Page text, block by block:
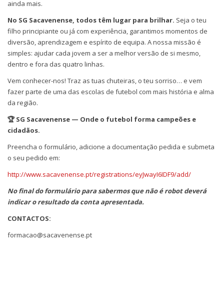
ainda mais.
No SG Sacavenense, todos têm lugar para brilhar. Seja o teu
filho principiante ou já com experiência, garantimos momentos de
diversão, aprendizagem e espírito de equipa. A nossa missão é
simples: ajudar cada jovem a ser a melhor versão de si mesmo,
dentro e fora das quatro linhas.
Vem conhecer-nos! Traz as tuas chuteiras, o teu sorriso… e vem
fazer parte de uma das escolas de futebol com mais história e alma
da região.
🏆 SG Sacavenense — Onde o futebol forma campeões e
cidadãos.
Preencha o formulário, adicione a documentação pedida e submeta
o seu pedido em:
http://www.sacavenense.pt/registrations/eyJwayI6IDF9/add/
No final do formulário para sabermos que não é robot deverá
indicar o resultado da conta apresentada.
CONTACTOS:
formacao@sacavenense.pt